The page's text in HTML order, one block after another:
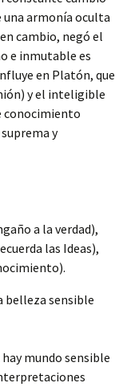
una armonía oculta
cambio, negó el
e inmutable es
en Platón, que
y el inteligible
conocimiento
y
a la verdad),
las Ideas),
belleza sensible
mundo sensible